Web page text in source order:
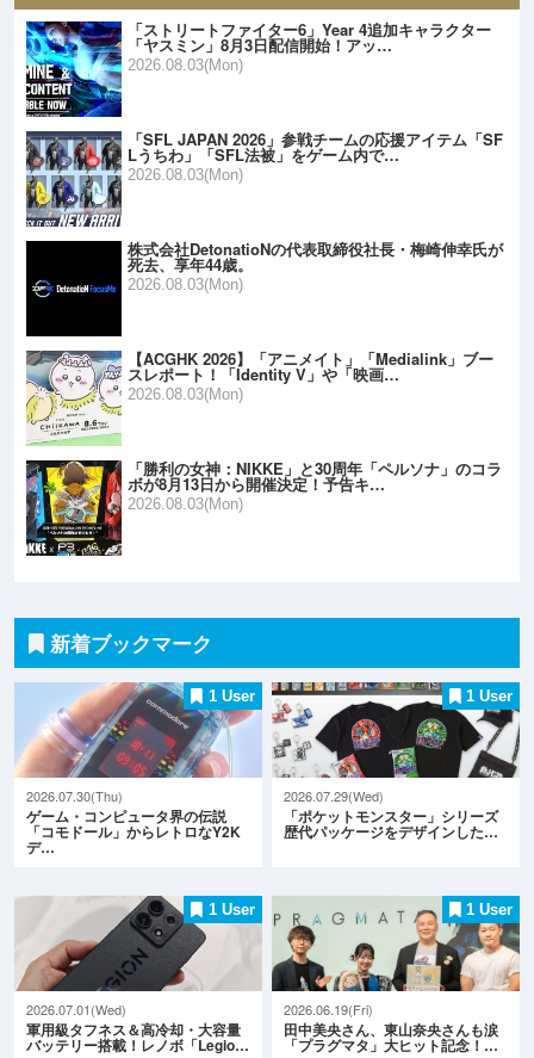
「ストリートファイター6」Year 4追加キャラクター
「ヤスミン」8月3日配信開始！アッ…
2026.08.03(Mon)
「SFL JAPAN 2026」参戦チームの応援アイテム「SF
Lうちわ」「SFL法被」をゲーム内で…
2026.08.03(Mon)
株式会社DetonatioNの代表取締役社長・梅崎伸幸氏が
死去、享年44歳。
2026.08.03(Mon)
【ACGHK 2026】「アニメイト」「Medialink」ブー
スレポート！「Identity V」や「映画…
2026.08.03(Mon)
「勝利の女神：NIKKE」と30周年「ペルソナ」のコラ
ボが8月13日から開催決定！予告キ…
2026.08.03(Mon)
新着ブックマーク
1 User
2026.07.30(Thu)
ゲーム・コンピュータ界の伝説
「コモドール」からレトロなY2K
デ…
1 User
2026.07.29(Wed)
「ポケットモンスター」シリーズ
歴代パッケージをデザインした…
1 User
2026.07.01(Wed)
軍用級タフネス＆高冷却・大容量
バッテリー搭載！レノボ「Legio…
1 User
2026.06.19(Fri)
田中美央さん、東山奈央さんも涙
「プラグマタ」大ヒット記念！…